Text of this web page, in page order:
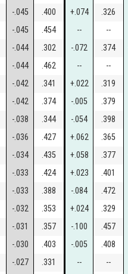
-.045 .400 +.074 .326
-.045 .454 -- --
-.044 .302 -.072 .374
-.044 .462 -- --
-.042 .341 +.022 .319
-.042 .374 -.005 .379
-.038 .344 -.054 .398
-.036 .427 +.062 .365
-.034 .435 +.058 .377
-.033 .424 +.023 .401
-.033 .388 -.084 .472
-.032 .353 +.024 .329
-.031 .357 -.100 .457
-.030 .403 -.005 .408
-.027 .331 -- --